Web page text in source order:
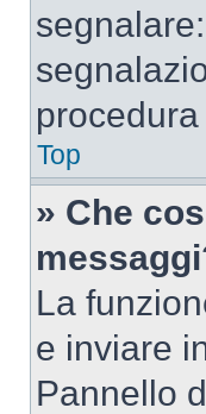
Top
» Che
La
e inviare
Pannello